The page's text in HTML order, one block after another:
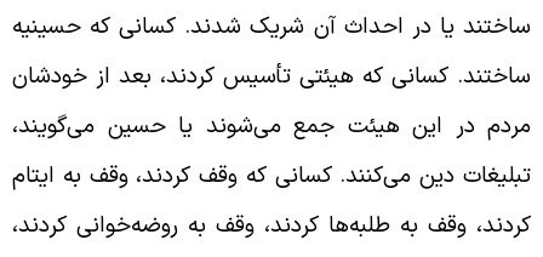
یا در احداث آن شریک شدند. کسانی که حسینیه
کسانی که هیئتی تأسیس کردند، بعد از خودشان
در این هیئت جمع می‌شوند یا حسین می‌گویند،
دین می‌کنند. کسانی که وقف کردند، وقف به ایتام
وقف به طلبه‌ها کردند، وقف به روضه‌خوانی کردند،‌